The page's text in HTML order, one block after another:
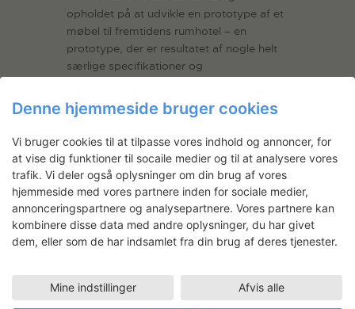
opholdet på at udvikle en prototype af et
møbel til fremtidens rumhotel – en
prototype, der er resultatet af nogle helt
særlige specifikationer og
afskrækkede ikke rumdesigneren –
tværtimod. 5…Læs mere
LÆS MERE
Kristian Von Bengtson
LÆS MERE
Denne hjemmeside bruger cookies
Vi bruger cookies til at tilpasse vores indhold og annoncer, for
at vise dig funktioner til socaile medier og til at analysere vores
trafik. Vi deler også oplysninger om din brug af vores
hjemmeside med vores partnere inden for sociale medier,
annonceringspartnere og analysepartnere. Vores partnere kan
kombinere disse data med andre oplysninger, du har givet
dem, eller som de har indsamlet fra din brug af deres tjenester.
Mine indstillinger Afvis alle